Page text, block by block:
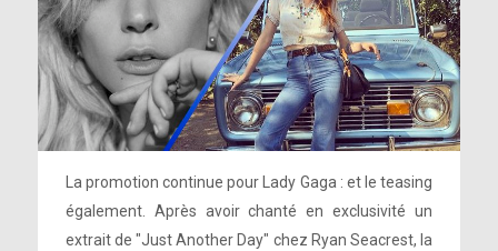
La promotion continue pour Lady Gaga : et le teasing
également. Après avoir chanté en exclusivité un
extrait de "Just Another Day" chez Ryan Seacrest, la